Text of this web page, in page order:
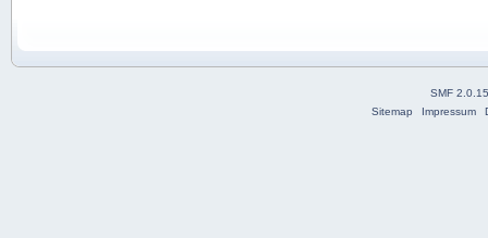
SMF
Sitemap
Impressum